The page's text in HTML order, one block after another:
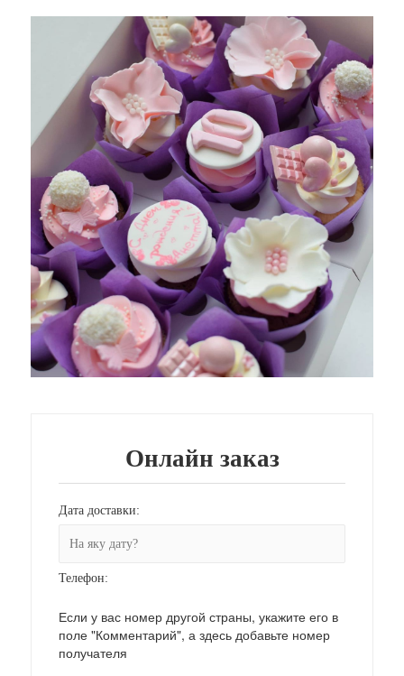
Онлайн заказ
Дата доставки:
Телефон:
Если у вас номер другой страны, укажите его в
поле "Комментарий", а здесь добавьте номер
получателя